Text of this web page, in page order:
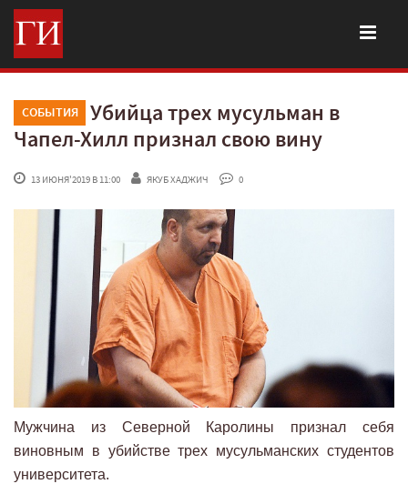
СОБЫТИЯ
Убийца трех мусульман в
Чапел-Хилл признал свою вину
13 ИЮНЯ'2019 В 11:00 ЯКУБ ХАДЖИЧ 0
Мужчина из Северной Каролины признал себя
виновным в убийстве трех мусульманских студентов
университета.